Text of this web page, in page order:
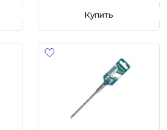
Купить